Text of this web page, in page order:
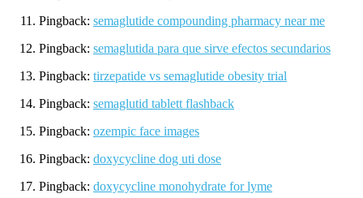
Pingback: semaglutide compounding pharmacy near me
Pingback: semaglutida para que sirve efectos secundarios
Pingback: tirzepatide vs semaglutide obesity trial
Pingback: semaglutid tablett flashback
Pingback: ozempic face images
Pingback: doxycycline dog uti dose
Pingback: doxycycline monohydrate for lyme